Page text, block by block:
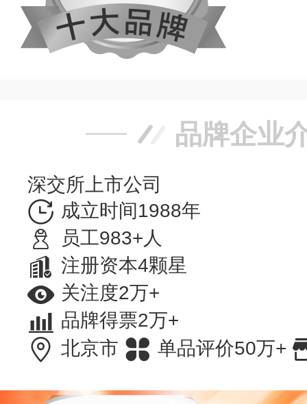
品牌企业
深交所上市公司
成立时间1988年
员工983+人
注册资本4颗星
关注度2万+
品牌得票2万+
北京市
单品评价50万+